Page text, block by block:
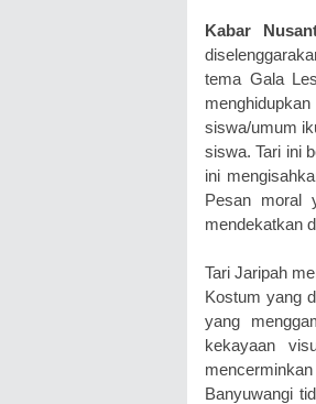
Kabar
tema Gala
siswa/umum
siswa. Tari ini
ini
Pesan moral
mendekatkan
Tari Jaripah
Kostum yang
yang
kekayaan
Banyuwangi